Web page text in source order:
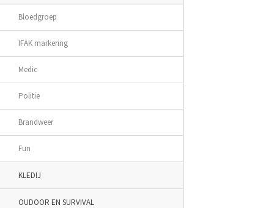
Bloedgroep
IFAK markering
Medic
Politie
Brandweer
Fun
KLEDIJ
OUDOOR EN SURVIVAL